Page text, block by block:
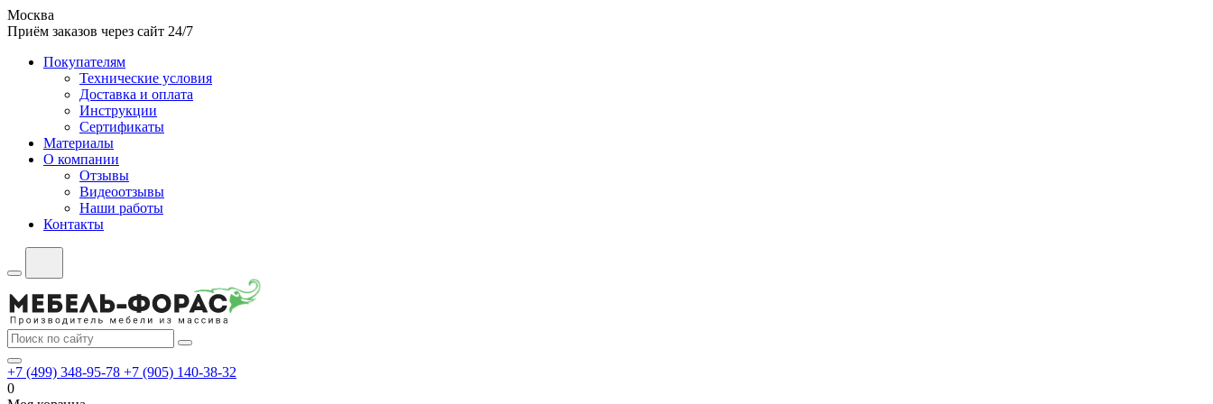
Москва
Приём заказов через сайт 24/7
Покупателям
Технические условия
Доставка и оплата
Инструкции
Сертификаты
Материалы
О компании
Отзывы
Видеоотзывы
Наши работы
Контакты
+7 (499) 348-95-78 +7 (905) 140-38-32
0